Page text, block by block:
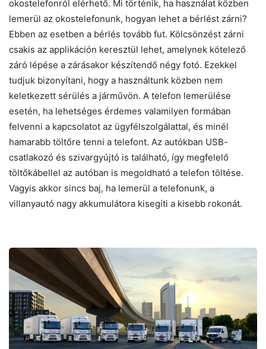
okostelefonról elérhető. Mi történik, ha használat közben
lemerül az okostelefonunk, hogyan lehet a bérlést zárni?
Ebben az esetben a bérlés tovább fut. Kölcsönzést zárni
csakis az applikáción keresztül lehet, amelynek kötelező
záró lépése a zárásakor készítendő négy fotó. Ezekkel
tudjuk bizonyítani, hogy a használtunk közben nem
keletkezett sérülés a járművön. A telefon lemerülése
esetén, ha lehetséges érdemes valamilyen formában
felvenni a kapcsolatot az ügyfélszolgálattal, és minél
hamarabb töltőre tenni a telefont. Az autókban USB-
csatlakozó és szivargyújtó is található, így megfelelő
töltőkábellel az autóban is megoldható a telefon töltése.
Vagyis akkor sincs baj, ha lemerül a telefonunk, a
villanyautó nagy akkumulátora kisegíti a kisebb rokonát.
Befutottak
az
elektromos
Renault
teherautók